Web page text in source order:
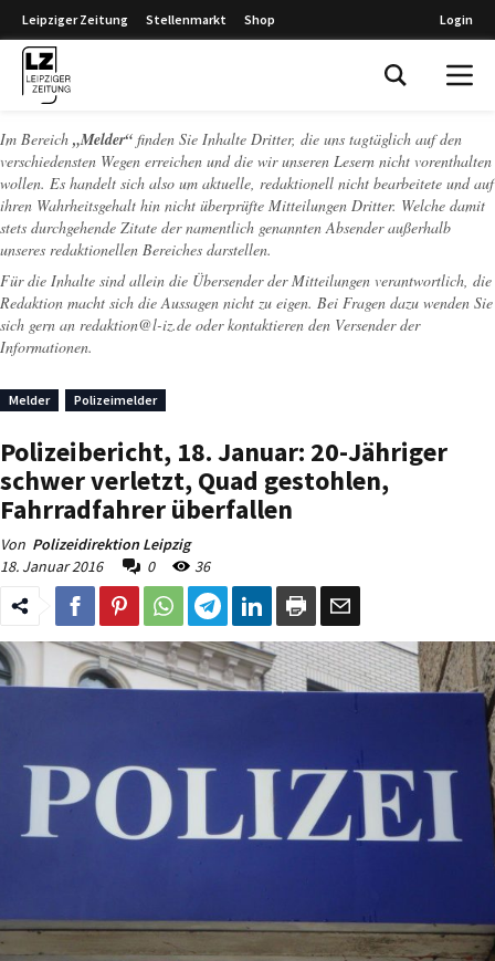
Leipziger Zeitung Stellenmarkt Shop Login
Im Bereich „Melder“ finden Sie Inhalte Dritter, die uns tagtäglich auf den
verschiedensten Wegen erreichen und die wir unseren Lesern nicht vorenthalten
wollen. Es handelt sich also um aktuelle, redaktionell nicht bearbeitete und auf
ihren Wahrheitsgehalt hin nicht überprüfte Mitteilungen Dritter. Welche damit
stets durchgehende Zitate der namentlich genannten Absender außerhalb
unseres redaktionellen Bereiches darstellen.
Für die Inhalte sind allein die Übersender der Mitteilungen verantwortlich, die
Redaktion macht sich die Aussagen nicht zu eigen. Bei Fragen dazu wenden Sie
sich gern an redaktion@l-iz.de oder kontaktieren den Versender der
Informationen.
Melder Polizeimelder
Polizeibericht, 18. Januar: 20-Jähriger
schwer verletzt, Quad gestohlen,
Fahrradfahrer überfallen
Von Polizeidirektion Leipzig
18. Januar 2016
0 36